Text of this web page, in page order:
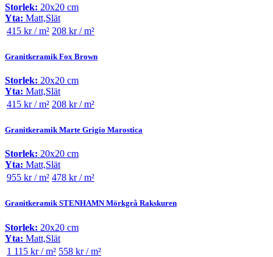
Storlek: 20x20 cm
Yta: Matt,Slät
415 kr / m² 208 kr / m²
Granitkeramik Fox Brown
Storlek: 20x20 cm
Yta: Matt,Slät
415 kr / m² 208 kr / m²
Granitkeramik Marte Grigio Marostica
Storlek: 20x20 cm
Yta: Matt,Slät
955 kr / m² 478 kr / m²
Granitkeramik STENHAMN Mörkgrå Rakskuren
Storlek: 20x20 cm
Yta: Matt,Slät
1 115 kr / m² 558 kr / m²